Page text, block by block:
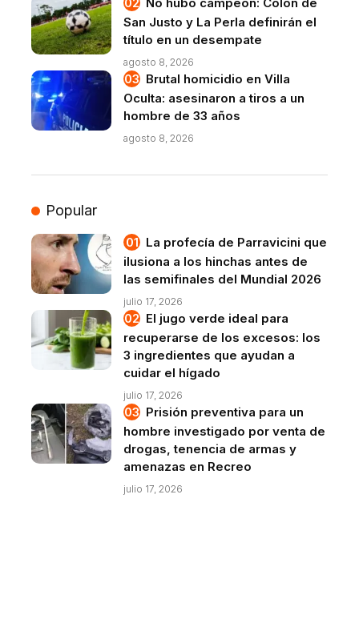
San Justo y La Perla definirán el
título en un desempate
agosto 8, 2026
Brutal homicidio en Villa
Oculta: asesinaron a tiros a un
hombre de 33 años
agosto 8, 2026
Popular
La profecía de Parravicini que
ilusiona a los hinchas antes de
las semifinales del Mundial 2026
julio 17, 2026
El jugo verde ideal para
recuperarse de los excesos: los
3 ingredientes que ayudan a
cuidar el hígado
julio 17, 2026
Prisión preventiva para un
hombre investigado por venta de
drogas, tenencia de armas y
amenazas en Recreo
julio 17, 2026